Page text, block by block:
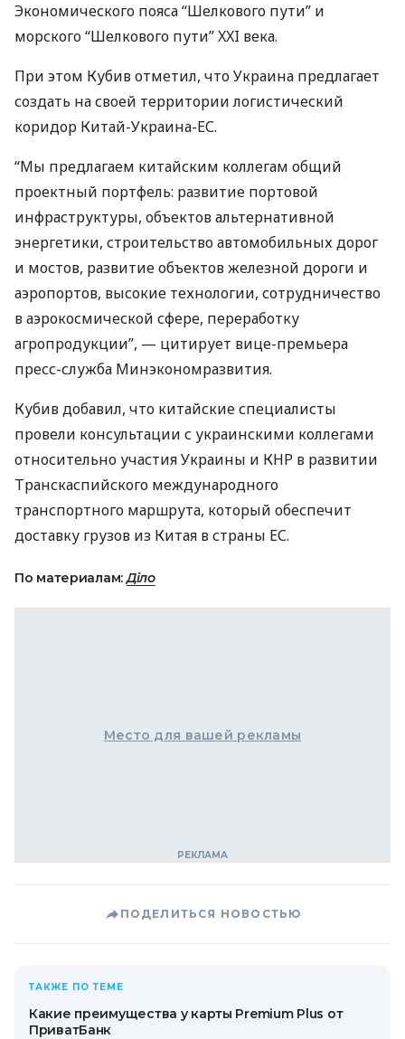
Экономического пояса “Шелкового пути” и
морского “Шелкового пути”XXI века.
При этом Кубив отметил, что Украина предлагает
создать на своей территории логистический
коридор Китай-Украина-ЕС.
“Мы предлагаем китайским коллегам общий
проектный портфель: развитие портовой
инфраструктуры, объектов альтернативной
энергетики, строительство автомобильных дорог
и мостов, развитие объектов железной дороги и
аэропортов, высокие технологии, сотрудничество
в аэрокосмической сфере, переработку
агропродукции”, — цитирует вице-премьера
пресс-служба Минэкономразвития.
Кубив добавил, что китайские специалисты
провели консультации с украинскими коллегами
относительно участия Украины и КНР в развитии
Транскаспийского международного
транспортного маршрута, который обеспечит
доставку грузов из Китая в страны ЕС.
По материалам:Діло
Место для вашей рекламы
ПОДЕЛИТЬСЯ НОВОСТЬЮ
ТАКЖЕ ПО ТЕМЕ
Какие преимущества у карты Premium Plus от
ПриватБанк